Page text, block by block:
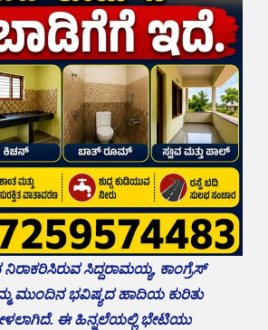
ನಿರಾಕರಿಸಿರುವ ಸಿದ್ದರಾಮಯ್ಯ, ಕಾಂಗ್ರೆಸ್
ಮುಂದಿನ ಭವಿಷ್ಯದ ಹಾದಿಯ ಕುರಿತು
ಈ ಹಿನ್ನಲೆಯಲ್ಲಿ ಭೇಟಿಯು